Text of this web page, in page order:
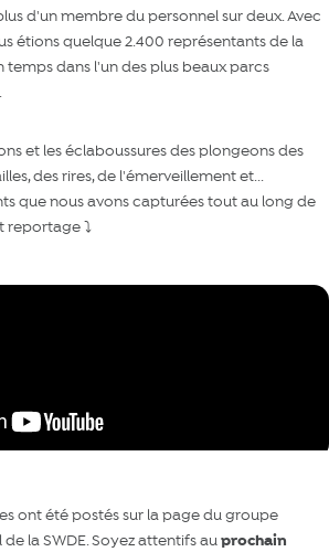
d'un membre du personnel sur deux. Avec
étions quelque 2.400 représentants de la
temps dans l'un des plus beaux parcs
et les éclaboussures des plongeons des
des rires, de l'émerveillement et...
que nous avons capturées tout au long de
reportage ⤵️
ont été postés sur la page du groupe
la SWDE. Soyez attentifs auprochain